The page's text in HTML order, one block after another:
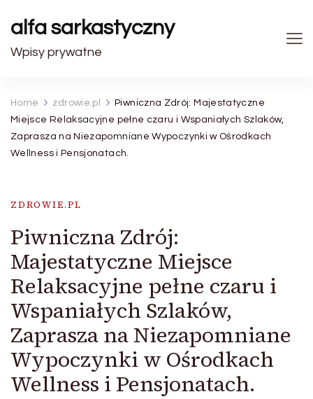
alfa sarkastyczny
Wpisy prywatne
Home zdrowie.pl
Piwniczna Zdrój: Majestatyczne
Miejsce Relaksacyjne pełne czaru i Wspaniałych Szlaków,
Zaprasza na Niezapomniane Wypoczynki w Ośrodkach
Wellness i Pensjonatach.
ZDROWIE.PL
Piwniczna Zdrój:
Majestatyczne Miejsce
Relaksacyjne pełne czaru i
Wspaniałych Szlaków,
Zaprasza na Niezapomniane
Wypoczynki w Ośrodkach
Wellness i Pensjonatach.